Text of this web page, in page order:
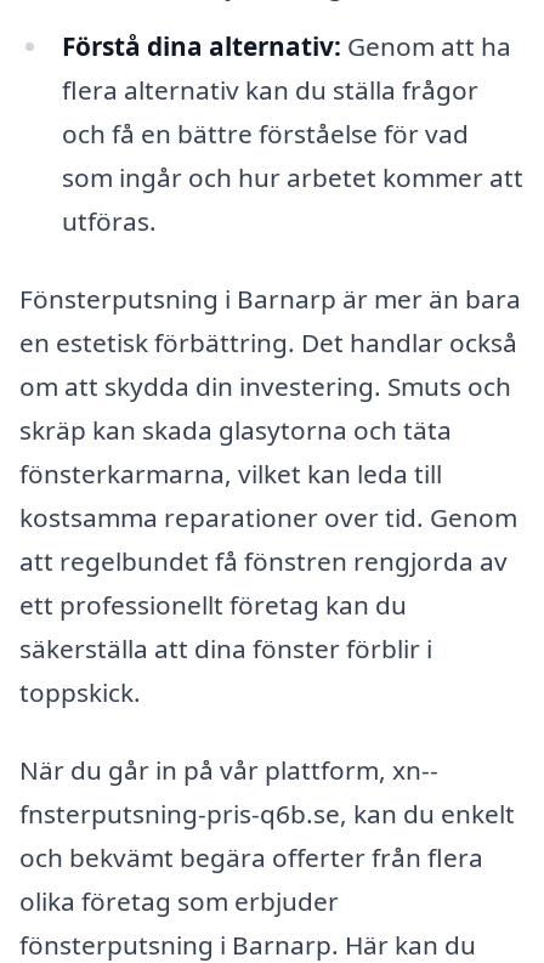
Förstå dina alternativ: Genom att ha
flera alternativ kan du ställa frågor
och få en bättre förståelse för vad
som ingår och hur arbetet kommer att
utföras.
Fönsterputsning i Barnarp är mer än bara
en estetisk förbättring. Det handlar också
om att skydda din investering. Smuts och
skräp kan skada glasytorna och täta
fönsterkarmarna, vilket kan leda till
kostsamma reparationer over tid. Genom
att regelbundet få fönstren rengjorda av
ett professionellt företag kan du
säkerställa att dina fönster förblir i
toppskick.
När du går in på vår plattform, xn--
fnsterputsning-pris-q6b.se, kan du enkelt
och bekvämt begära offerter från flera
olika företag som erbjuder
fönsterputsning i Barnarp. Här kan du